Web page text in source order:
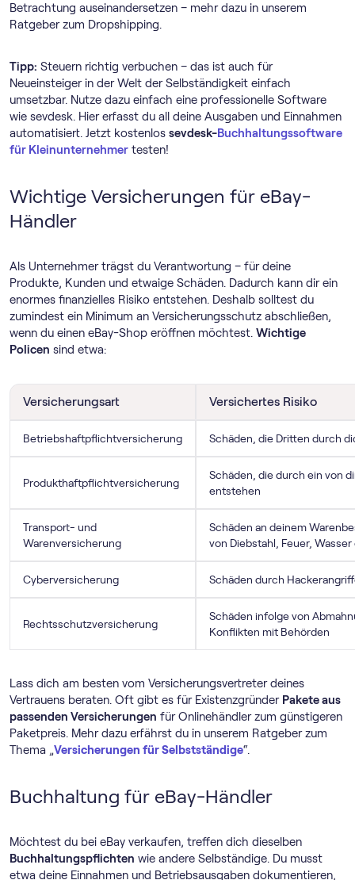
Betrachtung auseinandersetzen – mehr dazu in unserem
Ratgeber zum Dropshipping.
Tipp: Steuern richtig verbuchen – das ist auch für
Neueinsteiger in der Welt der Selbständigkeit einfach
umsetzbar. Nutze dazu einfach eine professionelle Software
wie sevdesk. Hier erfasst du all deine Ausgaben und Einnahmen
automatisiert. Jetzt kostenlos sevdesk-Buch­haltungs­software
für Kleinunternehmer testen!
Wichtige Versicherungen für eBay-
Händler
Als Unternehmer trägst du Verantwortung – für deine
Produkte, Kunden und etwaige Schäden. Dadurch kann dir ein
enormes finanzielles Risiko entstehen. Deshalb solltest du
zumindest ein Minimum an Versicherungsschutz abschließen,
wenn du einen eBay-Shop eröffnen möchtest. Wichtige
Policen sind etwa:
Versicherungsart Versichertes Risiko
Betriebshaftpflichtversicherung Schäden, die Dritten durch
Produkthaftpflichtversicherung
Schäden, die durch ein von
entstehen
Transport- und
Warenversicherung
Schäden an deinem
von Diebstahl, Feuer,
Cyberversicherung Schäden durch
Rechtsschutzversicherung
Schäden infolge von
Konflikten mit Behörden
Lass dich am besten vom Versicherungsvertreter deines
Vertrauens beraten. Oft gibt es für Existenzgründer Pakete aus
passenden Versicherungen für Onlinehändler zum günstigeren
Paketpreis. Mehr dazu erfährst du in unserem Ratgeber zum
Thema „Versicherungen für Selbstständige“.
Buchhaltung für eBay-Händler
Möchtest du bei eBay verkaufen, treffen dich dieselben
Buchhaltungspflichten wie andere Selbständige. Du musst
etwa deine Einnahmen und Betriebsausgaben dokumentieren,